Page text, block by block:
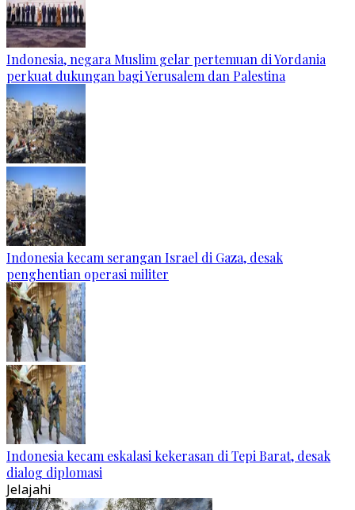
Indonesia, negara Muslim gelar pertemuan di Yordania
perkuat dukungan bagi Yerusalem dan Palestina
Indonesia kecam serangan Israel di Gaza, desak
penghentian operasi militer
Indonesia kecam eskalasi kekerasan di Tepi Barat, desak
dialog diplomasi
Jelajahi